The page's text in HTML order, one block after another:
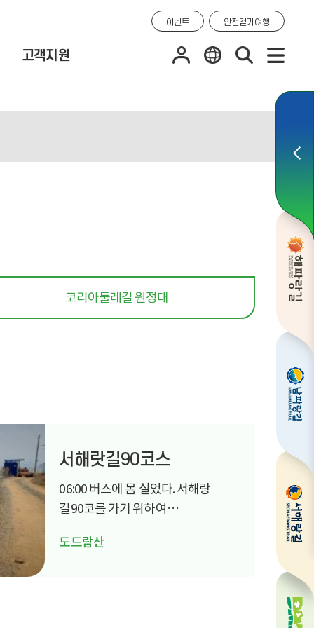
고객지원
이벤트 안전걷기여행
코리아둘레길 원정대
서해랏길90코스
06:00 버스에 몸 실었다. 서해랑
길90코를 가기 위하여
중...
도드람산